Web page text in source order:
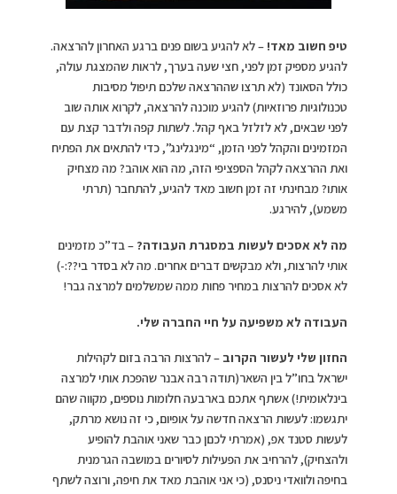
טיפ חשוב מאד! – לא להגיע בשום פנים ברגע האחרון להרצאה.
להגיע מספיק זמן לפני, חצי שעה בערך, לראות שהמצגת עולה,
כולל הסאונד (לא תרצו שההרצאה שלכם תיפול מסיבות
טכנולוגיות פרוזאיות) להגיע מוכנה להרצאה, לקרוא אותה שוב
לפני שבאים, לא לזלזל באף קהל. לשתות קפה ולדבר קצת עם
המזמינים והקהל לפני הזמן, “מינגלינג”, כדי להתאים את הפתיח
ואת ההרצאה לקהל הספציפי הזה, מה הוא אוהב? מה מצחיק
אותו? מבחינתי זה זמן חשוב מאד להגיע, להתחבר (תרתי
משמע), להירגע.
מה לא אסכים לעשות במסגרת העבודה? – בד”כ מזמינים
אותי להרצות, ולא מבקשים דברים אחרים. מה לא בסדר בי??:-)
לא אסכים להרצות במחיר פחות ממה שמשלמים למרצה גבר!
העבודה לא משפיעה על חיי החברה שלי.
החזון שלי לעשור הקרוב – להרצות הרבה בזום לקהילות
ישראל בחו”ל בין השאר(תודה רבה אבנר שהפכת אותי למרצה
בינלאומית!) אשתף אתכם בארבעה חלומות נוספים, מקווה שהם
יתגשמו: לעשות הרצאה חדשה על אופיום, כי זה נושא מרתק,
לעשות סטנד אפ, (אמרתי לכםן כבר שאני אוהבת להופיע
ולהצחיק), להרחיב את הפעילות לסיורים במושבה הגרמנית
בחיפה ולוואדי ניסנס, (כי אני אוהבת מאד את חיפה, ורוצה לשתף